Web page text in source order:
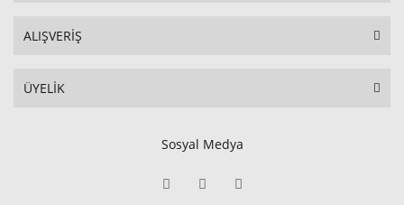
ALIŞVERİŞ
ÜYELİK
Sosyal Medya